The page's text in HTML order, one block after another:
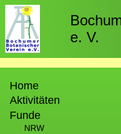
Direkt
zum
Inhalt
e. V.
Home
Aktivitäten
Funde
NRW